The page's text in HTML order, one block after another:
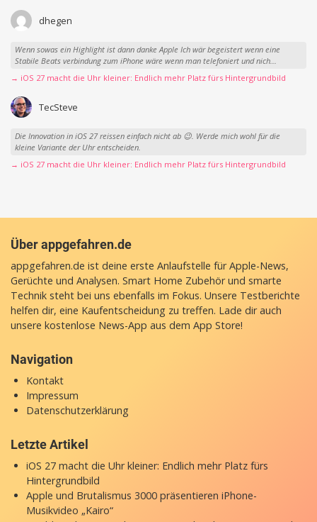
dhegen
Wenn sowas ein Highlight ist dann danke Apple Ich wär begeistert wenn eine
Stabile Beats verbindung zum iPhone wäre wenn man telefoniert und nich...
→ iOS 27 macht die Uhr kleiner: Endlich mehr Platz fürs Hintergrundbild
TecSteve
Die Innovation in iOS 27 reissen einfach nicht ab 😉. Werde mich wohl für die
kleine Variante der Uhr entscheiden.
→ iOS 27 macht die Uhr kleiner: Endlich mehr Platz fürs Hintergrundbild
Über appgefahren.de
appgefahren.de ist deine erste Anlaufstelle für Apple-News,
Gerüchte und Analysen. Smart Home Zubehör und smarte
Technik steht bei uns ebenfalls im Fokus. Unsere Testberichte
helfen dir, eine Kaufentscheidung zu treffen. Lade dir auch
unsere kostenlose News-App aus dem App Store!
Navigation
Kontakt
Impressum
Datenschutzerklärung
Letzte Artikel
iOS 27 macht die Uhr kleiner: Endlich mehr Platz fürs
Hintergrundbild
Apple und Brutalismus 3000 präsentieren iPhone-
Musikvideo „Kairo“